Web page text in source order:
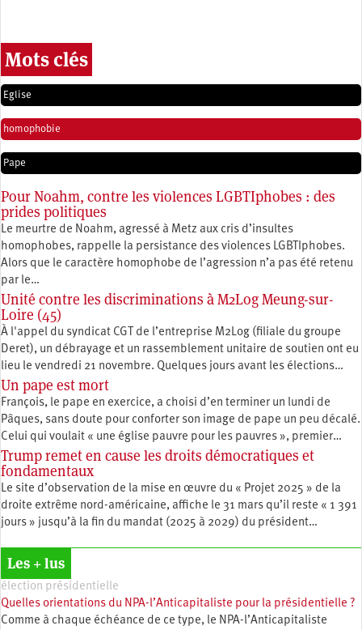
Mots clés
Eglise
homophobie
Pape
Pour Noahm, contre les violences LGBTIphobes : des
prides politiques
Le meurtre de Noahm, agressé à Metz aux cris d’insultes
homophobes, rappelle la persistance des violences LGBTIphobes.
Alors que le caractère homophobe de l’agression n’a pas été retenu
par le…
Unité contre les discriminations à M2Log Meung-sur-
Loire (45)
À l'appel du syndicat CGT de l’entreprise M2Log (filiale du groupe
Deret), un débrayage et un rassemblement unitaire de soutien ont eu
lieu le vendredi 21 novembre. Quelques jours avant les élections…
Un pape est mort
François, le pape en exercice, a choisi d’en terminer un lundi de
Pâques, sans doute pour conforter son image de pape un peu décalé.
Celui qui voulait « une église pauvre pour les pauvres », premier…
Trump remet en cause les droits démocratiques et
fondamentaux
Le site d’observation de la mise en œuvre du « Projet 2025 » de la
droite extrême nord-américaine, affiche le 31 mars qu’il reste « 1 391
jours » jusqu’à la fin du mandat (2025 à 2029) du président…
Les + lus
élection présidentielle
Quelles orientations du NPA-l’Anticapitaliste pour la présidentielle ?
Comme à chaque échéance de ce type, le NPA-l’Anticapitaliste